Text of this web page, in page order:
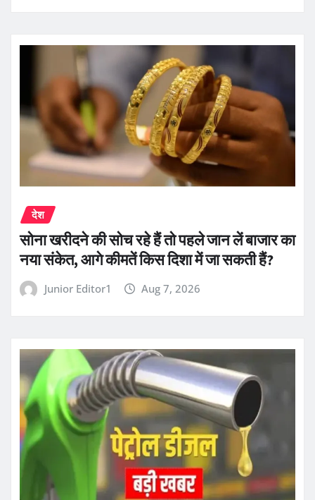
देश
सोना खरीदने की सोच रहे हैं तो पहले जान लें बाजार का
नया संकेत, आगे कीमतें किस दिशा में जा सकती हैं?
Junior Editor1 Aug 7, 2026